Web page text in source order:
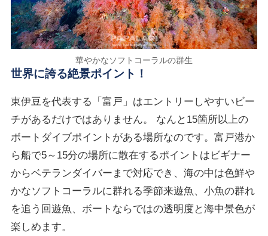
華やかなソフトコーラルの群生
世界に誇る絶景ポイント！
東伊豆を代表する「富戸」はエントリーしやすいビー
チがあるだけではありません。 なんと15箇所以上の
ボートダイブポイントがある場所なのです。富戸港か
ら船で5～15分の場所に散在するポイントはビギナー
からベテランダイバーまで対応でき、海の中は色鮮や
かなソフトコーラルに群れる季節来遊魚、小魚の群れ
を追う回遊魚、ボートならではの透明度と海中景色が
楽しめます。